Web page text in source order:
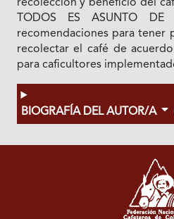
recolección y beneficio del
TODOS ES ASUNTO
recomendaciones para tener
recolectar el café de
para caficultores
BIOGRAFÍA DEL AUTOR/A